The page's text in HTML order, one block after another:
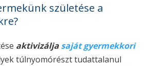
születése a
aktivizálja saját gyermekkori
túlnyomórészt tudattalanul